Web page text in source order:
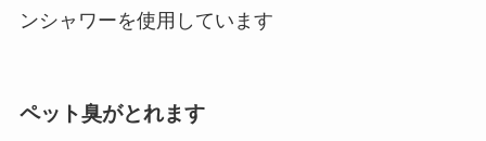
ンシャワーを使用しています
ペット臭がとれます